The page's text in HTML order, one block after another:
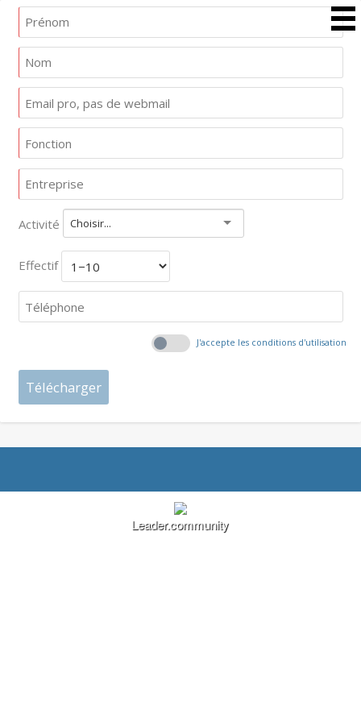
Activité Choisir...
Effectif
J'accepte les conditions d'utilisation
Leader.community